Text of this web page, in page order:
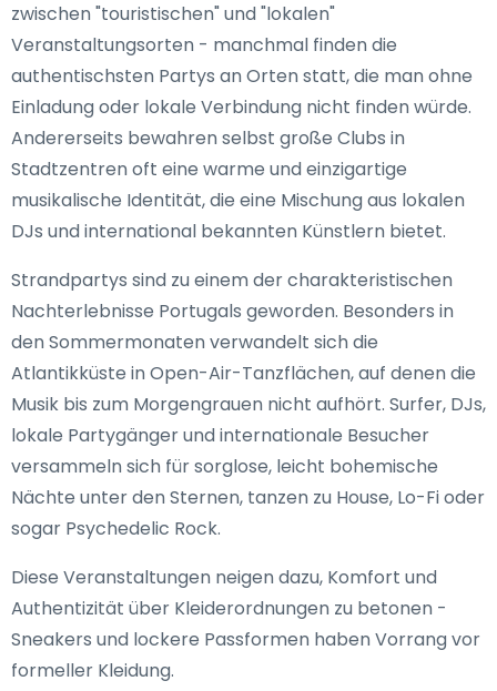
zwischen "touristischen" und "lokalen"
Veranstaltungsorten - manchmal finden die
authentischsten Partys an Orten statt, die man ohne
Einladung oder lokale Verbindung nicht finden würde.
Andererseits bewahren selbst große Clubs in
Stadtzentren oft eine warme und einzigartige
musikalische Identität, die eine Mischung aus lokalen
DJs und international bekannten Künstlern bietet.
Strandpartys sind zu einem der charakteristischen
Nachterlebnisse Portugals geworden. Besonders in
den Sommermonaten verwandelt sich die
Atlantikküste in Open-Air-Tanzflächen, auf denen die
Musik bis zum Morgengrauen nicht aufhört. Surfer, DJs,
lokale Partygänger und internationale Besucher
versammeln sich für sorglose, leicht bohemische
Nächte unter den Sternen, tanzen zu House, Lo-Fi oder
sogar Psychedelic Rock.
Diese Veranstaltungen neigen dazu, Komfort und
Authentizität über Kleiderordnungen zu betonen -
Sneakers und lockere Passformen haben Vorrang vor
formeller Kleidung.